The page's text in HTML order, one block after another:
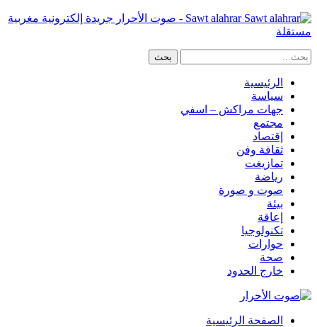
Sawt alahrar - صوت الأحرار جريدة إلكترونية مغربية
مستقلة
الرئيسية
سياسة
جهات مراكش – اسفي
مجتمع
إقتصاد
ثقافة وفن
تمازيغت
رياضة
صوت و صورة
بيئة
إعاقة
تكنولوجيا
حوارات
صحة
خارج الحدود
الصفحة الرئيسية